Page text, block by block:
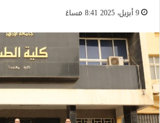
9 أبريل، 2025 8:41 مساءً